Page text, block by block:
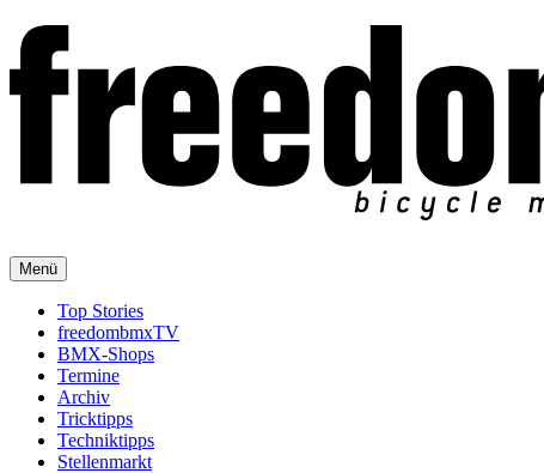
Menü
Top Stories
freedombmxTV
BMX-Shops
Termine
Archiv
Tricktipps
Techniktipps
Stellenmarkt